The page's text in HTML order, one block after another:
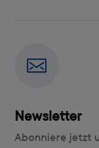
Newsletter
Abonniere jetzt